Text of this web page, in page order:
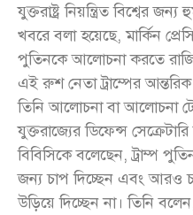
যুক্তরাষ্ট্র নিয়ন্ত্রিত বিশ্বের
খবরে বলা হয়েছে, মার্কিন
পুতিনকে আলোচনা করতে রাজি
এই রুশ নেতা ট্রাম্পের
তিনি আলোচনা বা আলোচনা
যুক্তরাজ্যের ডিফেন্স
বিবিসিকে বলেছেন, ট্রাম্প
জন্য চাপ দিচ্ছেন এবং আরও
উড়িয়ে দিচ্ছেন না। তিনি